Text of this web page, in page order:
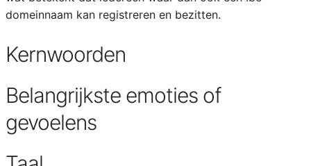
domeinnaam kan registreren en bezitten.
Kernwoorden
Belangrijkste emoties of
gevoelens